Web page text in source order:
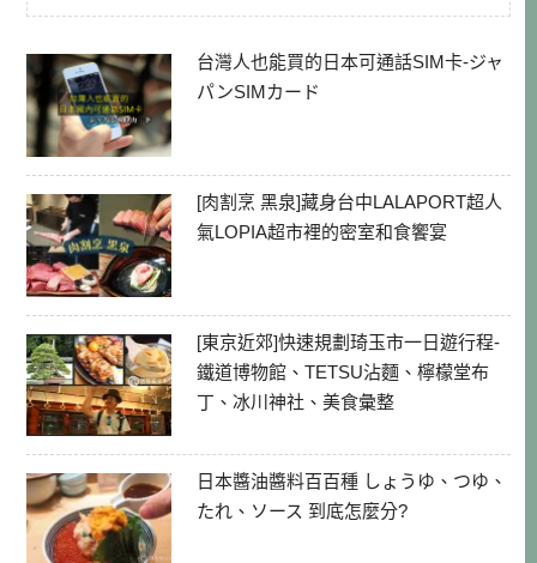
台灣人也能買的日本可通話SIM卡-ジャ
パンSIMカード
[肉割烹 黑泉]藏身台中LALAPORT超人
氣LOPIA超市裡的密室和食饗宴
[東京近郊]快速規劃琦玉市一日遊行程-
鐵道博物館、TETSU沾麵、檸檬堂布
丁、冰川神社、美食彙整
日本醬油醬料百百種 しょうゆ、つゆ、
たれ、ソース 到底怎麼分?